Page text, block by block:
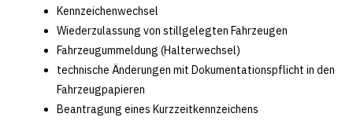
Kennzeichenwechsel
Wiederzulassung von stillgelegten Fahrzeugen
Fahrzeugummeldung (Halterwechsel)
technische Änderungen mit Dokumentationspflicht in den
Fahrzeugpapieren
Beantragung eines Kurzzeitkennzeichens